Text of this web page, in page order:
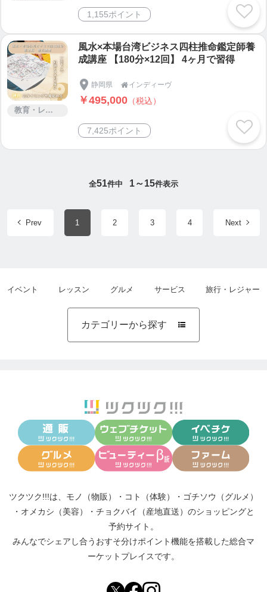
1,155ポイント
教育・レッスン・講習
風水×本場台湾ビジネス四柱推命鑑定師養
成講座 【180分×12回】 4ヶ月で習得
静岡県 インディーヴ
￥495,000 （税込）
7,425ポイント
全51件中 1～15件表示
Prev 1 2 3 4 Next
イベント レッスン グルメ サービス 旅行・レジャー
カテゴリーから探す 
ツクツク!!!は、 モノ（物販） ・ コト（体験） ・ ゴチソウ（グルメ）
・ オメカシ（美容） ・ チョクバイ（産地直送） のショッピングと
予約サイト。
みんなでシェアし合う おすそ分けポイント機能を搭載した総合マ
ーケットプレイスです。